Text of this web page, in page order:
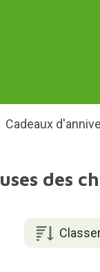
Cadeaux
des